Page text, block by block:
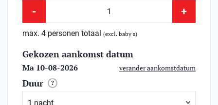
- +
max. 4 personen totaal (excl. baby's)
Gekozen aankomst datum
Ma 10-08-2026 verander aankomstdatum
Duur ?